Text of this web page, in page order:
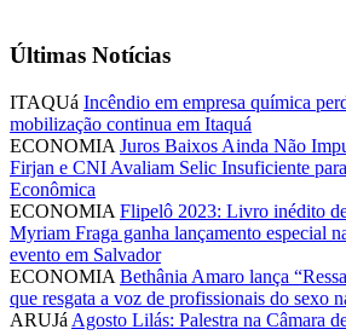
Últimas Notícias
ITAQUá Incêndio em empresa química
mobilização continua em Itaquá
ECONOMIA Juros Baixos Ainda Não
Firjan e CNI Avaliam Selic Insuficiente
Econômica
ECONOMIA Flipelô 2023: Livro inédito
Myriam Fraga ganha lançamento especial
evento em Salvador
ECONOMIA Bethânia Amaro lança
que resgata a voz de profissionais do sexo
ARUJá Agosto Lilás: Palestra na Câmara